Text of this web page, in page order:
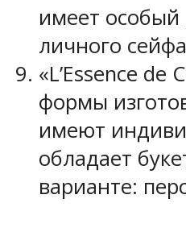
имеет особый
личного
«L’Essence
формы
имеют
обладает
варианте: